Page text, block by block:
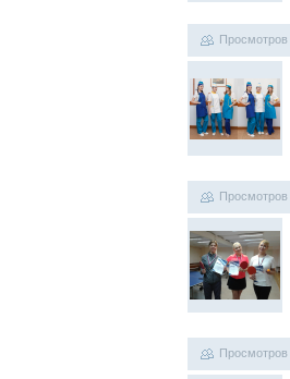
Просмотров
Просмотров
Просмотров